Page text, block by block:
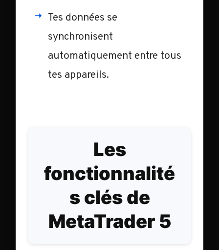
Tes données se
synchronisent
automatiquement entre tous
tes appareils.
Les
fonctionnalité
s clés de
MetaTrader 5